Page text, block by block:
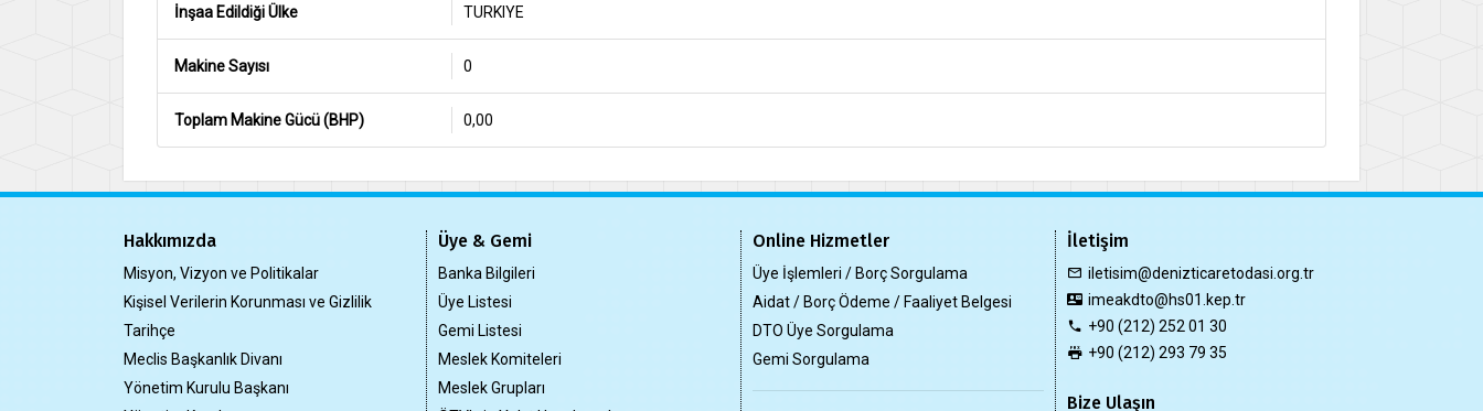
İnşaa Edildiği Ülke TURKIYE
Makine Sayısı 0
Toplam Makine Gücü (BHP) 0,00
Hakkımızda
Misyon, Vizyon ve Politikalar
Kişisel Verilerin Korunması ve Gizlilik
Tarihçe
Meclis Başkanlık Divanı
Yönetim Kurulu Başkanı
Üye & Gemi
Banka Bilgileri
Üye Listesi
Gemi Listesi
Meslek Komiteleri
Meslek Grupları
Online Hizmetler
Üye İşlemleri / Borç Sorgulama
Aidat / Borç Ödeme / Faaliyet Belgesi
DTO Üye Sorgulama
Gemi Sorgulama
İletişim
iletisim@denizticaretodasi.org.tr
imeakdto@hs01.kep.tr
+90 (212) 252 01 30
+90 (212) 293 79 35
Bize Ulaşın